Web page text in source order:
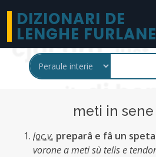
DIZIONARI DE
LENGHE FURLANE
meti in sene
loc.v. preparâ e fâ un
vorone a meti sù telis e